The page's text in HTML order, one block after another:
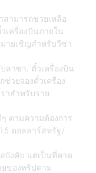
ามารถช่วยเหลือ
เครื่องบินภายใน
ายเชิญสำหรับวีซ่า
ลาซา, ตั๋วเครื่องบิน
วยจองตั๋วเครื่อง
าสำหรับราย
ตามความต้องการ
ดอลลาร์สหรัฐ/
บังคับ แต่เป็นที่คาด
ของทริปตาม